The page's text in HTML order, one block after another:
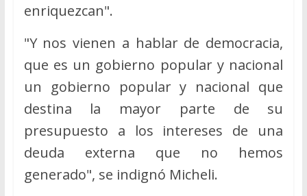
enriquezcan".
"Y nos vienen a hablar de democracia,
que es un gobierno popular y nacional
un gobierno popular y nacional que
destina la mayor parte de su
presupuesto a los intereses de una
deuda externa que no hemos
generado", se indignó Micheli.